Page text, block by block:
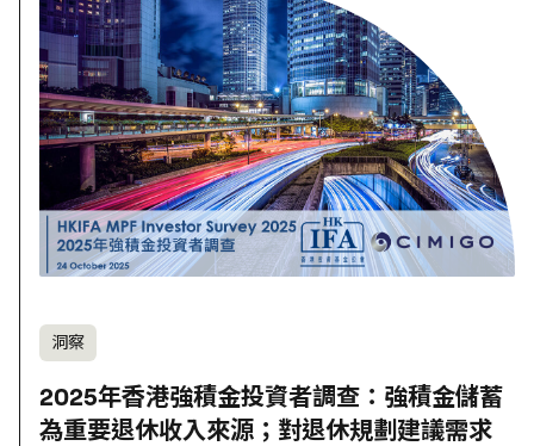
洞察
2025年香港強積金投資者調查：強積金儲蓄
為重要退休收入來源；對退休規劃建議需求